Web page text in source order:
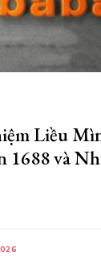
Liều
1688 và